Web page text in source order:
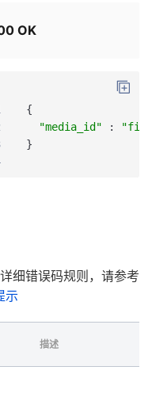
OK
{
"media_id" :
}
细错误码规则，请参考
示
描述